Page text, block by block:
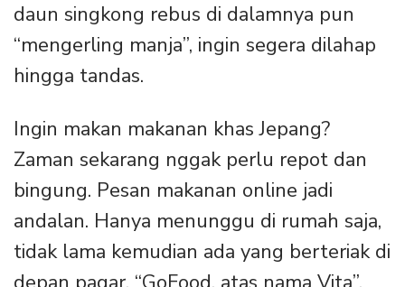
daun singkong rebus di dalamnya pun
“mengerling manja”, ingin segera dilahap
hingga tandas.
Ingin makan makanan khas Jepang?
Zaman sekarang nggak perlu repot dan
bingung. Pesan makanan online jadi
andalan. Hanya menunggu di rumah saja,
tidak lama kemudian ada yang berteriak di